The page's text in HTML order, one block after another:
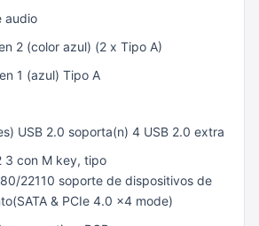
audio
2 (color azul) (2 x Tipo A)
1 (azul) Tipo A
USB 2.0 soporta(n) 4 USB 2.0 extra
3 con M key, tipo
22110 soporte de dispositivos de
& PCIe 4.0 x4 mode)